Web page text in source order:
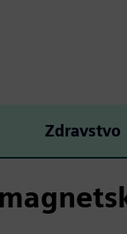
Zdravstvo